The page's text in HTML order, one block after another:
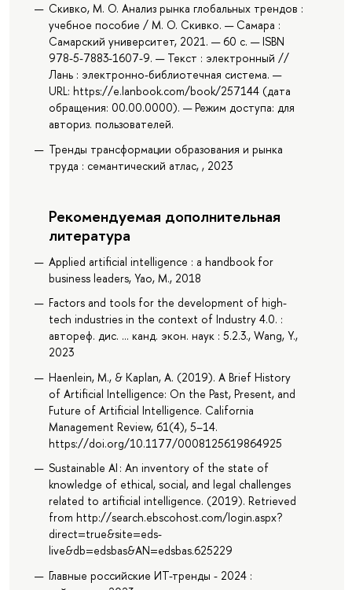
Скивко, М. О. Анализ рынка глобальных трендов :
учебное пособие / М. О. Скивко. — Самара :
Самарский университет, 2021. — 60 с. — ISBN
978-5-7883-1607-9. — Текст : электронный //
Лань : электронно-библиотечная система. —
URL: https://e.lanbook.com/book/257144 (дата
обращения: 00.00.0000). — Режим доступа: для
авториз. пользователей.
Тренды трансформации образования и рынка
труда : семантический атлас, , 2023
Рекомендуемая дополнительная
литература
Applied artificial intelligence : a handbook for
business leaders, Yao, M., 2018
Factors and tools for the development of high-
tech industries in the context of Industry 4.0. :
автореф. дис. ... канд. экон. наук : 5.2.3., Wang, Y.,
2023
Haenlein, M., & Kaplan, A. (2019). A Brief History
of Artificial Intelligence: On the Past, Present, and
Future of Artificial Intelligence. California
Management Review, 61(4), 5–14.
https://doi.org/10.1177/0008125619864925
Sustainable AI : An inventory of the state of
knowledge of ethical, social, and legal challenges
related to artificial intelligence. (2019). Retrieved
from http://search.ebscohost.com/login.aspx?
direct=true&site=eds-
live&db=edsbas&AN=edsbas.625229
Главные российские ИТ-тренды - 2024 :